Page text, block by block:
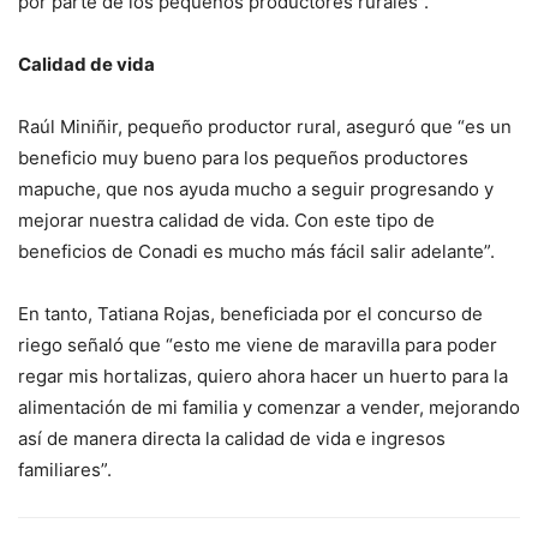
Calidad de vida
Raúl Miniñir, pequeño productor rural, aseguró que “es un
beneficio muy bueno para los pequeños productores
mapuche, que nos ayuda mucho a seguir progresando y
mejorar nuestra calidad de vida. Con este tipo de
beneficios de Conadi es mucho más fácil salir adelante”.
En tanto, Tatiana Rojas, beneficiada por el concurso de
riego señaló que “esto me viene de maravilla para poder
regar mis hortalizas, quiero ahora hacer un huerto para la
alimentación de mi familia y comenzar a vender, mejorando
así de manera directa la calidad de vida e ingresos
familiares”.